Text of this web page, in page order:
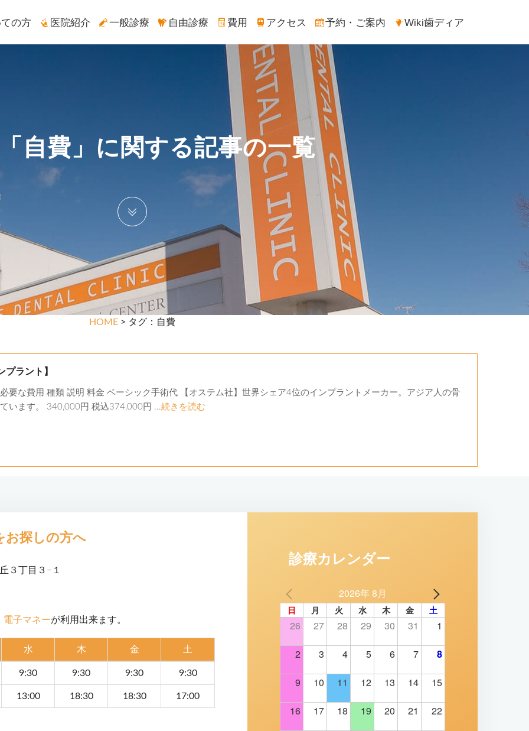
の方 医院紹介 一般診療 自由診療 費用 アクセス 予約・ご案内 Wiki歯ディア
自費」に関する記事の一覧
HOME > タグ：自費
ラント】
要な費用 種類 説明 料金 ベーシック手術代 【オステム社】世界シェア4位のインプラントメーカー。アジア人の骨
います。 340,000円 税込374,000円 ...続きを読む
お探しの方へ
３丁目３−１
電子マネーが利用出来ます。
水 木 金 土
9:30 9:30 9:30 9:30
13:00 18:30 18:30 17:00
診療カレンダー
2026年 8月
日 月 火 水 木 金 土
26 27 28 29 30 31 1
2 3 4 5 6 7 8
9 10 11 12 13 14 15
16 17 18 19 20 21 22